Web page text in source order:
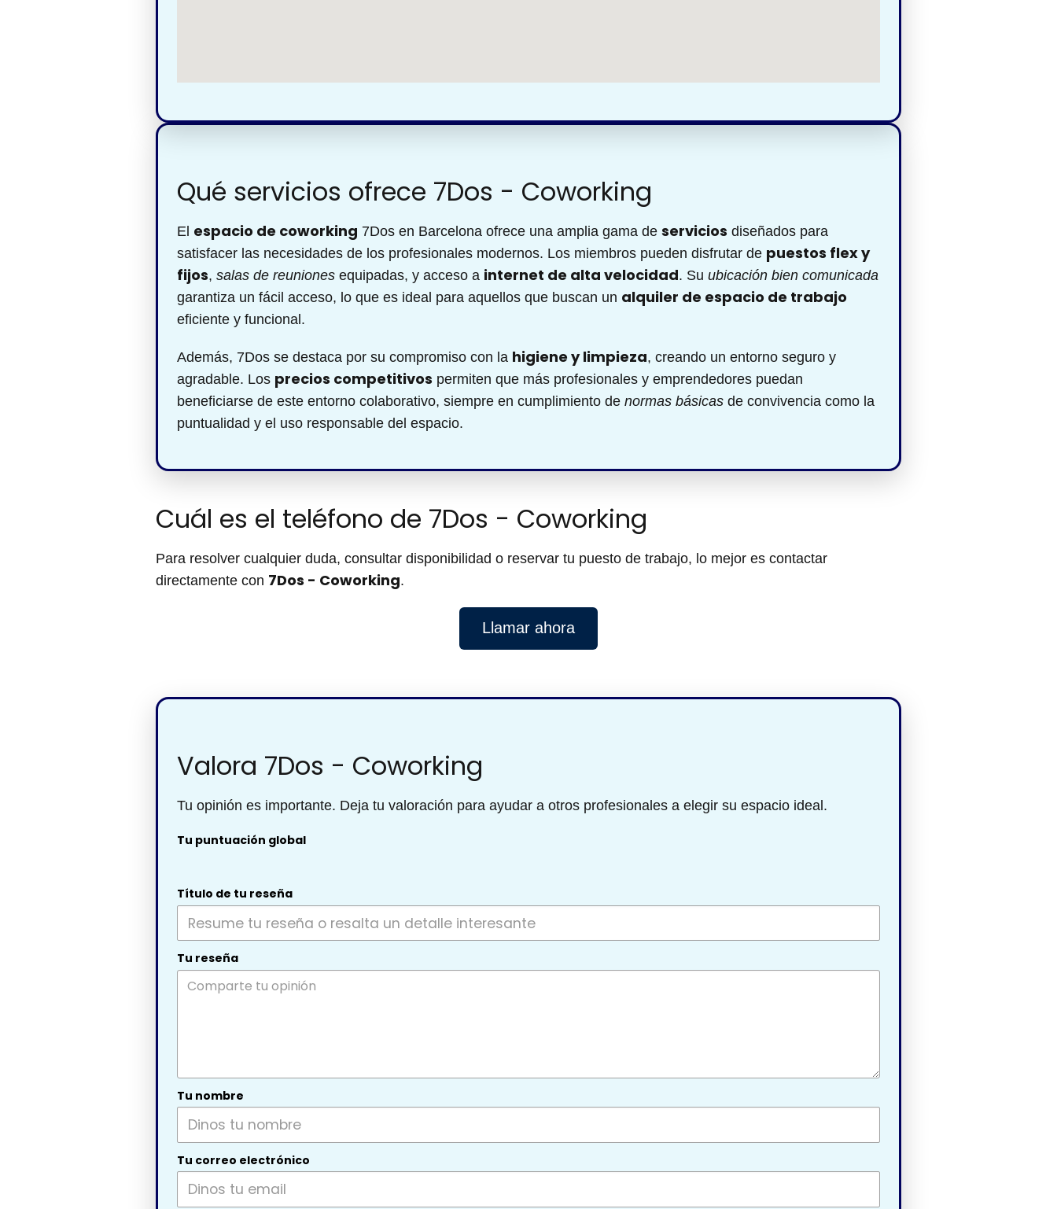
Qué servicios ofrece 7Dos - Coworking
El espacio de coworking 7Dos en Barcelona ofrece una amplia gama de servicios diseñados para
satisfacer las necesidades de los profesionales modernos. Los miembros pueden disfrutar de puestos flex y
fijos, salas de reuniones equipadas, y acceso a internet de alta velocidad. Su ubicación bien comunicada
garantiza un fácil acceso, lo que es ideal para aquellos que buscan un alquiler de espacio de trabajo
eficiente y funcional.
Además, 7Dos se destaca por su compromiso con la higiene y limpieza, creando un entorno seguro y
agradable. Los precios competitivos permiten que más profesionales y emprendedores puedan
beneficiarse de este entorno colaborativo, siempre en cumplimiento de normas básicas de convivencia como la
puntualidad y el uso responsable del espacio.
Cuál es el teléfono de 7Dos - Coworking
Para resolver cualquier duda, consultar disponibilidad o reservar tu puesto de trabajo, lo mejor es contactar
directamente con 7Dos - Coworking.
Llamar ahora
Valora 7Dos - Coworking
Tu opinión es importante. Deja tu valoración para ayudar a otros profesionales a elegir su espacio ideal.
Tu puntuación global
Título de tu reseña
Tu reseña
Tu nombre
Tu correo electrónico